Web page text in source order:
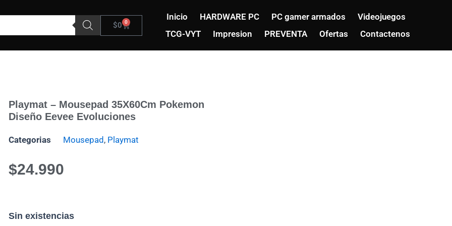
$0 0
Carrito
Inicio HARDWARE PC PC gamer armados
Videojuegos
TCG-VYT
Impresion PREVENTA Ofertas Contactenos
Playmat – Mousepad 35X60Cm Pokemon
Diseño Eevee Evoluciones
Categorias Mousepad , Playmat
$24.990
Sin existencias